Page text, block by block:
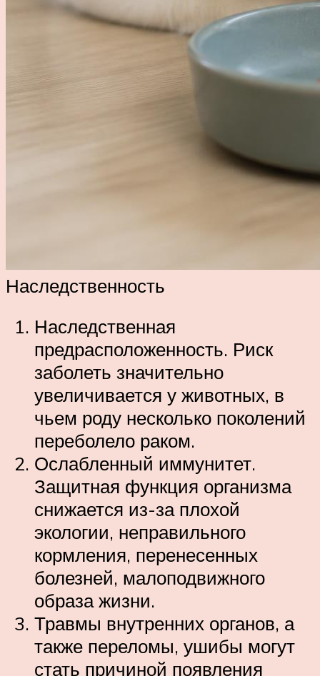
Наследственность
Наследственная
предрасположенность. Риск
заболеть значительно
увеличивается у животных, в
чьем роду несколько поколений
переболело раком.
Ослабленный иммунитет.
Защитная функция организма
снижается из-за плохой
экологии, неправильного
кормления, перенесенных
болезней, малоподвижного
образа жизни.
Травмы внутренних органов, а
также переломы, ушибы могут
стать причиной появления